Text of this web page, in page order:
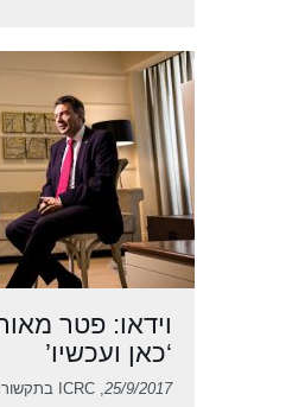
וידאו: פטר
‘כאן ועכשיו’
25/9/2017, ICRC בתקשורת